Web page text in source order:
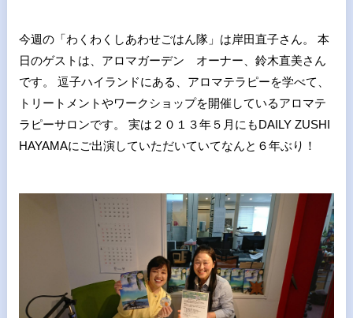
今週の「わくわくしあわせごはん隊」は岸田直子さん。 本
日のゲストは、アロマガーデン オーナー、鈴木直美さん
です。 逗子ハイランドにある、アロマテラピーを学べて、
トリートメントやワークショップを開催しているアロマテ
ラピーサロンです。 実は２０１３年５月にもDAILY ZUSHI
HAYAMAにご出演していただいていてなんと６年ぶり！